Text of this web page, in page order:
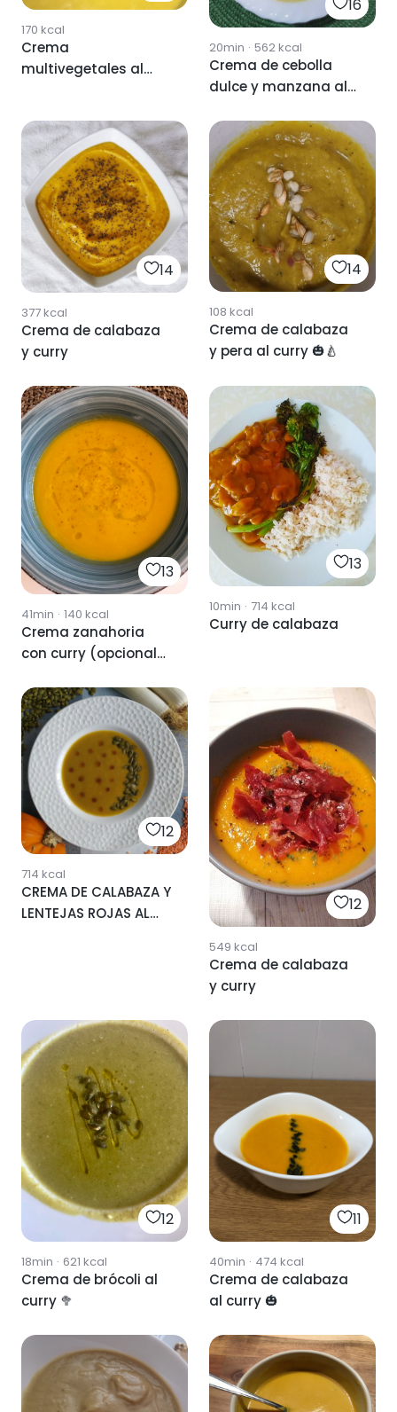
170 kcal
Crema
multivegetales al
16
20min · 562kcal
Crema de cebolla
dulce y manzana al
14
377kcal
Crema de calabaza
y curry
14
108 kcal
Crema de calabaza
y pera al curry 🎃🍐
13
41min · 140 kcal
Crema zanahoria
con curry (opcional)
13
10min · 714 kcal
Curry de calabaza
12
714 kcal
CREMA DE CALABAZA Y
LENTEJAS ROJAS AL
12
549 kcal
Crema de calabaza
y curry
12
18min · 621 kcal
Crema de brócoli al
curry 🥦
11
40min · 474 kcal
Crema de calabaza
al curry 🎃